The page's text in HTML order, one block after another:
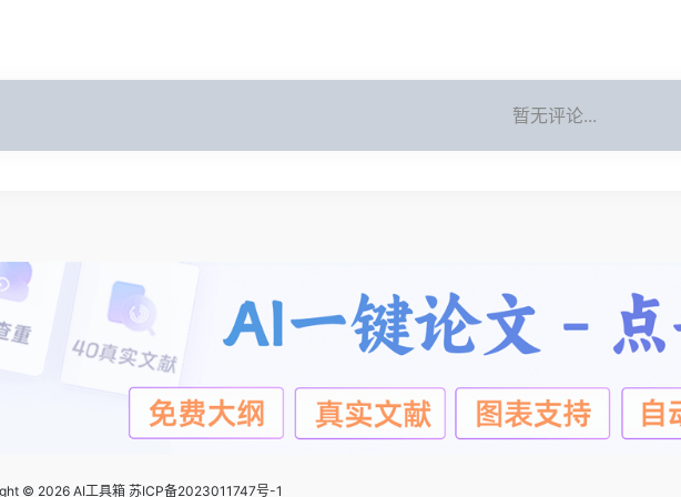
暂无评论...
© 2026 AI工具箱 苏ICP备2023011747号-1